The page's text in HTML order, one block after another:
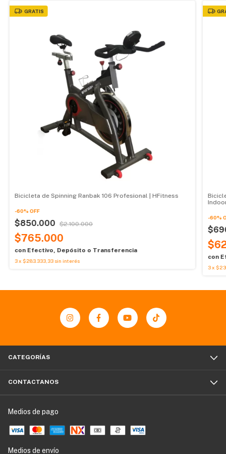
GRATIS
Bicicleta de Spinning Ranbak 106 Profesional | HFitness
-60% OFF
$850.000 $2.100.000
$765.000
con Efectivo, Depósito o Transferencia
3x $283.333,33sin interés
-60%
con
3 x
CATEGORÍAS
CONTACTANOS
Medios de pago
Medios de envío